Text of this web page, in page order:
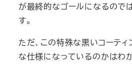
が最終的なゴールになるので
す。
ただ、この特殊な黒いコーテ
な仕様になっているのかはわ